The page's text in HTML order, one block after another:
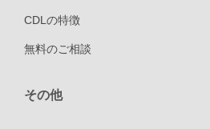
CDLの特徴
無料のご相談
その他